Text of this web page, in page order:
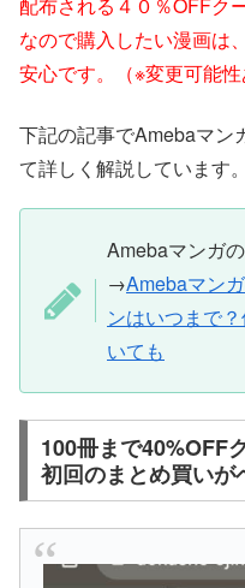
配布される４０％OFFク
なので購入したい漫画は
安心です。（※変更可能性
下記の記事でAmebaマン
て詳しく解説しています。
Amebaマンガ
→Amebaマン
ンはいつまで
いても
100冊まで40%OFF
初回のまとめ買いが